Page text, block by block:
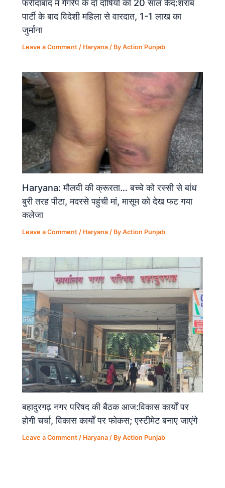
फरीदाबाद में गैंगरेप के दो दोषियों को 20 साल कैद:शराब
पार्टी के बाद विदेशी महिला से वारदात, 1-1 लाख का
जुर्माना
Leave a Comment / Haryana / ByAction Punjab
Haryana: मौलवी की क्रूरता… बच्चे को रस्सी से बांध
बुरी तरह पीटा, मदरसे पहुंची मां, मासूम को देख फट गया
कलेजा
Leave a Comment / Haryana / ByAction Punjab
बहादुरगढ़ नगर परिषद की बैठक आज:विकास कार्यों पर
होगी चर्चा, विकास कार्यों पर फोकस; एस्टीमेट बनाए जाएंगे
Leave a Comment / Haryana / ByAction Punjab